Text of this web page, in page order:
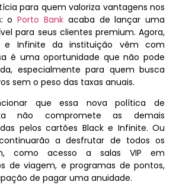
para quem valoriza vantagens nos
oPorto Bank acaba de lançar uma
para seus clientes premium. Agora,
e Infinite da instituição vêm com
é uma oportunidade que não pode
especialmente para quem busca
sem o peso das taxas anuais.
que essa nova política de
não compromete as demais
pelos cartões Black e Infinite. Ou
a desfrutar de todos os
como acesso a salas VIP em
de viagem, e programas de pontos,
de pagar uma anuidade.